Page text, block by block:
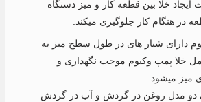
خلا بین قطعه کار و میز دستگاه
در هنگام کار جلوگیری میکند.
دارای شیار های در طول سطح میز به
خلا پمپ وکیوم موجب نگهداری و
میز میشود.
دو مدل روغن در گردش و آب در گردش